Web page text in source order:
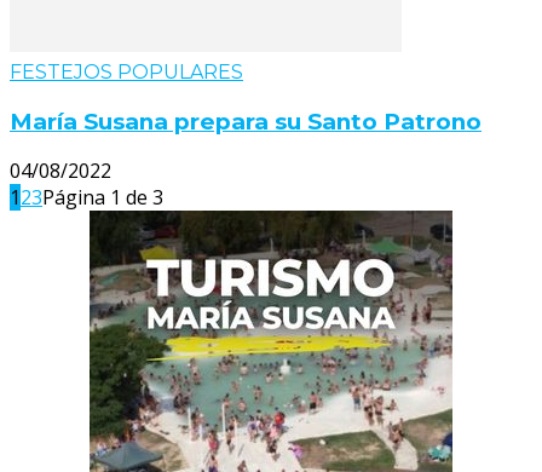
FESTEJOS POPULARES
María Susana prepara su Santo Patrono
04/08/2022
123Página 1 de 3